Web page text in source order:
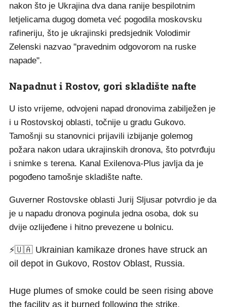
nakon što je Ukrajina dva dana ranije bespilotnim
letjelicama dugog dometa već pogodila moskovsku
rafineriju, što je ukrajinski predsjednik Volodimir
Zelenski nazvao "pravednim odgovorom na ruske
napade".
Napadnut i Rostov, gori skladište nafte
U isto vrijeme, odvojeni napad dronovima zabilježen je
i u Rostovskoj oblasti, točnije u gradu Gukovo.
Tamošnji su stanovnici prijavili izbijanje golemog
požara nakon udara ukrajinskih dronova, što potvrđuju
i snimke s terena. Kanal Exilenova-Plus javlja da je
pogođeno tamošnje skladište nafte.
Guverner Rostovske oblasti Jurij Sljusar potvrdio je da
je u napadu dronova poginula jedna osoba, dok su
dvije ozlijeđene i hitno prevezene u bolnicu.
⚡🇺🇦 Ukrainian kamikaze drones have struck an
oil depot in Gukovo, Rostov Oblast, Russia.
Huge plumes of smoke could be seen rising above
the facility as it burned following the strike.